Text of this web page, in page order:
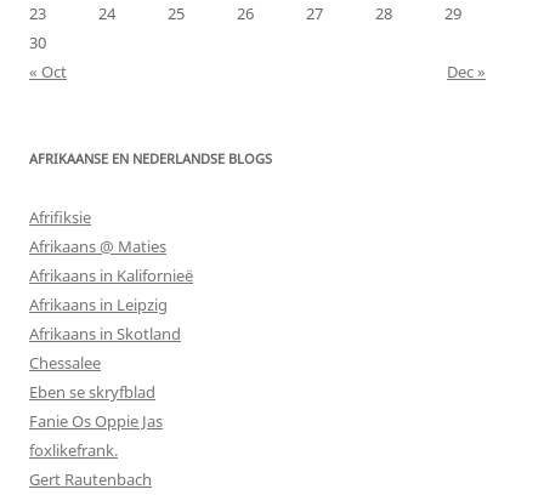
23
24 25 26 27 28
29
30
« Oct
Dec »
AFRIKAANSE EN NEDERLANDSE BLOGS
Afrifiksie
Afrikaans @ Maties
Afrikaans in Kalifornieë
Afrikaans in Leipzig
Afrikaans in Skotland
Chessalee
Eben se skryfblad
Fanie Os Oppie Jas
foxlikefrank.
Gert Rautenbach